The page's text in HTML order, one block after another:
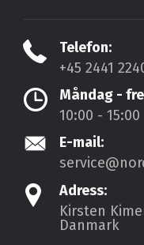
Telefon:
+45 2441
Måndag -
10:00 - 15:00
E-mail:
Adress:
Kirsten
Danmark